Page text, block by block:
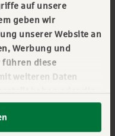
auf unsere
geben wir
unserer Website an
Werbung und
führen diese
weiteren Daten
haben oder die
Dienste gesammelt
unseren Cookies,
nutzen. Mehr
Sie
bringt zahlreiche
sollen – von
bis hin zu
Ziel ist der Abbau